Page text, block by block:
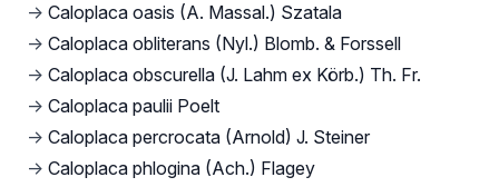
→ Caloplaca oasis (A. Massal.) Szatala
→ Caloplaca obliterans (Nyl.) Blomb. & Forssell
→ Caloplaca obscurella (J. Lahm ex Körb.) Th. Fr.
→ Caloplaca paulii Poelt
→ Caloplaca percrocata (Arnold) J. Steiner
→ Caloplaca phlogina (Ach.) Flagey